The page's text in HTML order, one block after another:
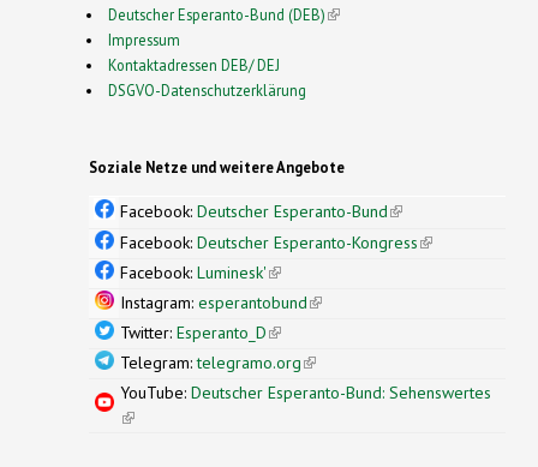
Deutscher Esperanto-Bund (DEB)(link is external)
Impressum
Kontaktadressen DEB/ DEJ
DSGVO-Datenschutzerklärung
Soziale Netze und weitere Angebote
Facebook: Deutscher Esperanto-Bund(link is
external)
Facebook: Deutscher Esperanto-Kongress(link is
Facebook: Luminesk'(link is external)
Instagram: esperantobund(link is external)
Twitter: Esperanto_D(link is external)
Telegram:telegramo.org(link is external)
YouTube: Deutscher Esperanto-Bund: Sehenswertes
(link is external)